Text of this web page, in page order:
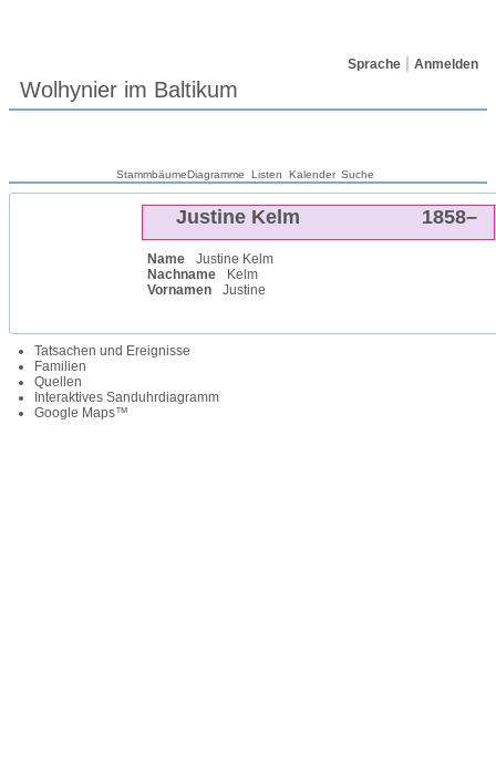
Sprache Anmelden
Wolhynier im Baltikum
StammbäumeDiagramme Listen Kalender Suche
Justine Kelm 1858–
Name Justine Kelm
Nachname
Kelm
Vornamen
Justine
Tatsachen und Ereignisse
Familien
Quellen
Interaktives Sanduhrdiagramm
Google Maps™